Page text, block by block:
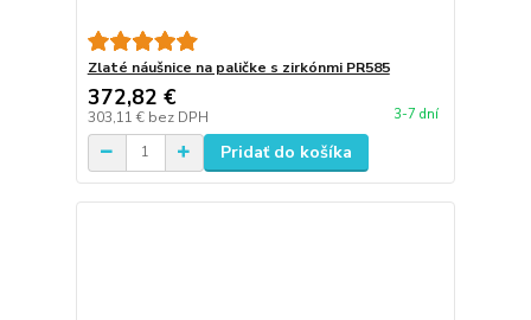
Zlaté náušnice na paličke s zirkónmi PR585
372,82 €
303,11 € bez DPH 3-7 dní
Pridať do košíka